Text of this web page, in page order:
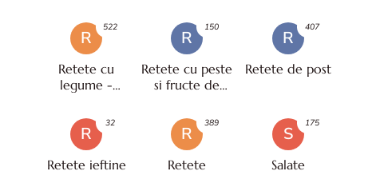
R
Retete cu
legume -
522
R
Retete cu peste
si fructe de
150
R
Retete de post
407
R
Retete ieftine
32
R
Retete
389
S
Salate
175